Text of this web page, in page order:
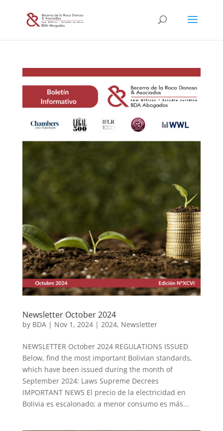
Newsletter October 2024
by BDA| Nov 1, 2024| 2024, Newsletter
NEWSLETTER October 2024 REGULATIONS ISSUED
Below, find the most important Bolivian standards,
which have been issued during the month of
September 2024: Laws Supreme Decrees
IMPORTANT NEWS El precio de la electricidad en
Bolivia es escalonado; a menor consumo es más...